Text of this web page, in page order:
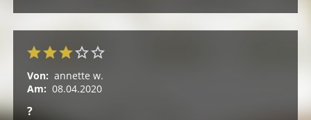
Von: annette w.
Am: 08.04.2020
?